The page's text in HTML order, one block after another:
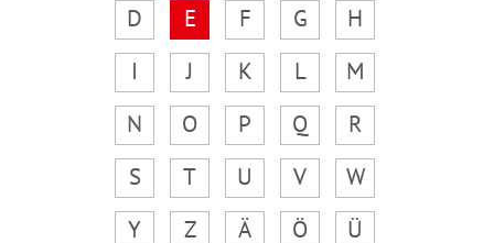
D
E F G
H
I
J K L
M
N
O P Q
R
S
T U V
W
Y
Z Ä Ö
Ü